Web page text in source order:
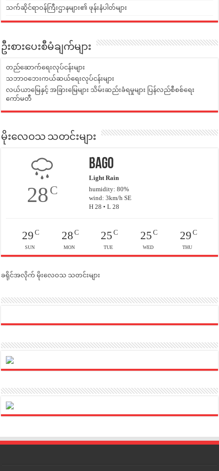
သက်ဆိုင်ရာဝန်ကြီးဌာနများ၏ ဖုန်းနံပါတ်များ
ဦးစားပေးစီမံချက်များ
တည်ဆောက်ရေးလုပ်ငန်းများ
သဘာဝဘေးကယ်ဆယ်ရေးလုပ်ငန်းများ
လယ်ယာမြေနှင့် အခြားမြေများ သိမ်းဆည်းခံရမှုများ ပြန်လည်စီစစ်ရေး
ကော်မတီ
မိုးလေဝသ သတင်းများ
28C
Bago
Light Rain
humidity: 80%
wind: 3km/h SE
H 28 • L 28
29C
SUN
28C
MON
25 C
TUE
25C
WED
29C
THU
ခရိုင်အလိုက် မိုးလေဝသ သတင်းများ